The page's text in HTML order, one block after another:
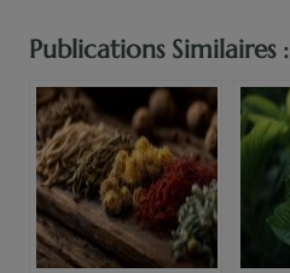
Publications Similaires :